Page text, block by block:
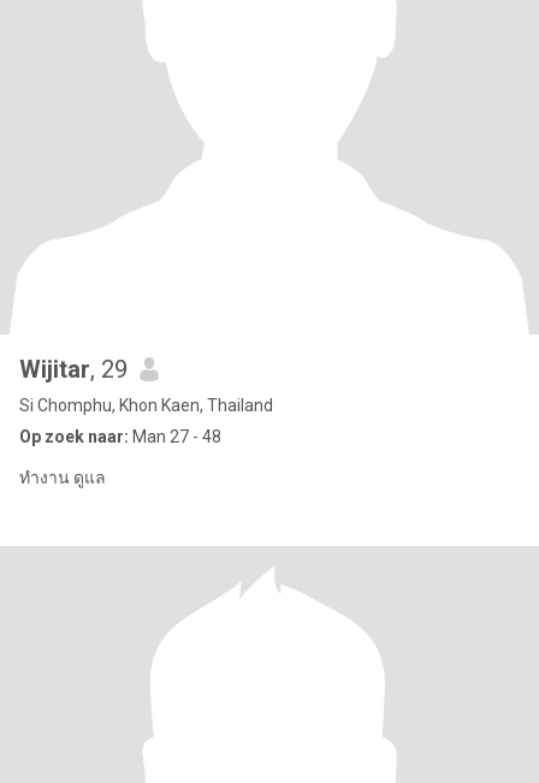
Wijitar, 29
Si Chomphu, Khon Kaen, Thailand
Op zoek naar: Man 27 - 48
ทำงาน ดูแล